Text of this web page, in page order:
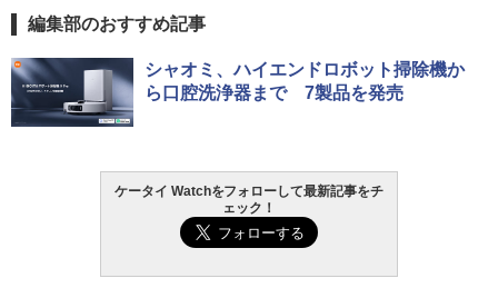
編集部のおすすめ記事
シャオミ、ハイエンドロボット掃除機か
ら口腔洗浄器まで 7製品を発売
ケータイ Watchをフォローして最新記事をチ
ェック！